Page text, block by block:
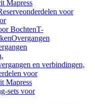
Mapress
voor
BochtenT-
Overgangen
en verbindingen,
voor
Mapress
sets voor